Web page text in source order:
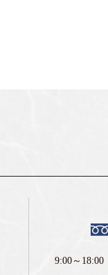
9:00～18:00